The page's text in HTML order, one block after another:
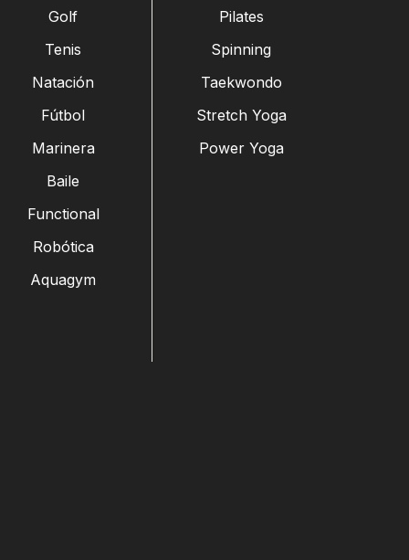
Golf
Tenis
Natación
Fútbol
Marinera
Baile
Functional
Robótica
Aquagym
Pilates
Spinning
Taekwondo
Stretch Yoga
Power Yoga